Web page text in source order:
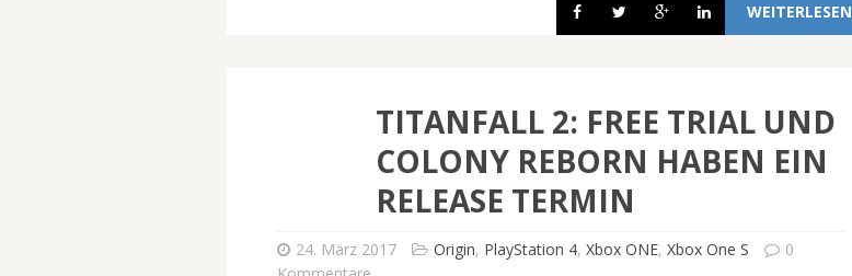
WEITERLESEN
TITANFALL 2: FREE TRIAL UND
COLONY REBORN HABEN EIN
RELEASE TERMIN
24. März 2017 Origin, PlayStation 4, Xbox ONE, Xbox One S
0